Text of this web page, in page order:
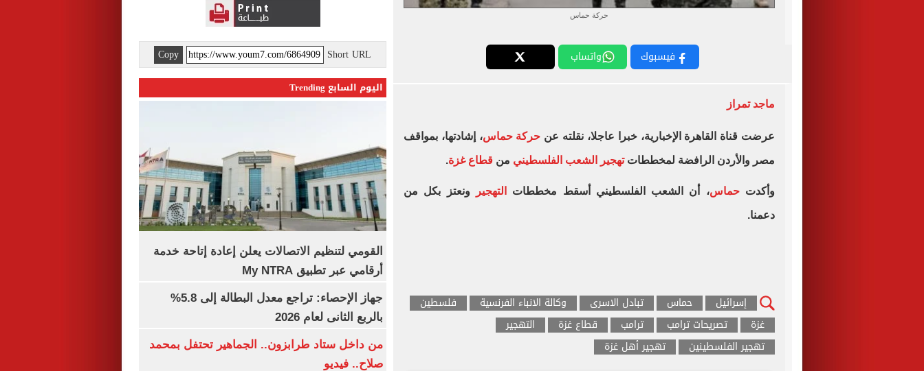
حركة حماس
فيسبوك واتساب
ماجد تمراز
عرضت قناة القاهرة الإخبارية، خبرا عاجلا، نقلته عن حركة حماس، إشادتها، بمواقف
مصر والأردن الرافضة لمخططاتتهجير الشعب الفلسطيني من قطاع غزة.
وأكدتحماس، أن الشعب الفلسطيني أسقط مخططات التهجيرونعتز بكل من
دعمنا.
إسرائيل حماس تبادل الاسرى وكالة الانباء الفرنسية
فلسطين
غزة
تصريحات ترامب ترامب قطاع غزة
التهجير
تهجير الفلسطينين
تهجير أهل غزة
Short URL
Copy
اليوم السابع Trending
القومي لتنظيم الاتصالات يعلن إعادة إتاحة خدمة
أرقامي عبر تطبيق My NTRA
جهاز الإحصاء: تراجع معدل البطالة إلى 5.8%
بالربع الثانى لعام 2026
من داخل ستاد طرابزون.. الجماهير تحتفل بمحمد
صلاح.. فيديو